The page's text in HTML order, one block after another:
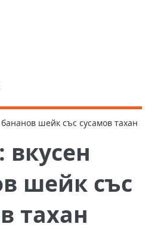
бананов шейк със сусамов тахан
вкусен
шейк със
тахан